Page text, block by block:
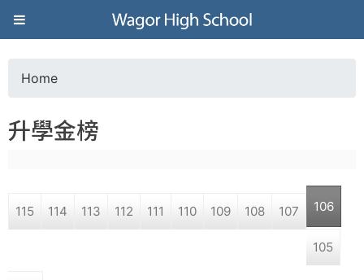
Jump to navigation
葳
格
高
學
o
a
Home
升學金榜
115 114 113 112 111 110 109 108 107 106
105